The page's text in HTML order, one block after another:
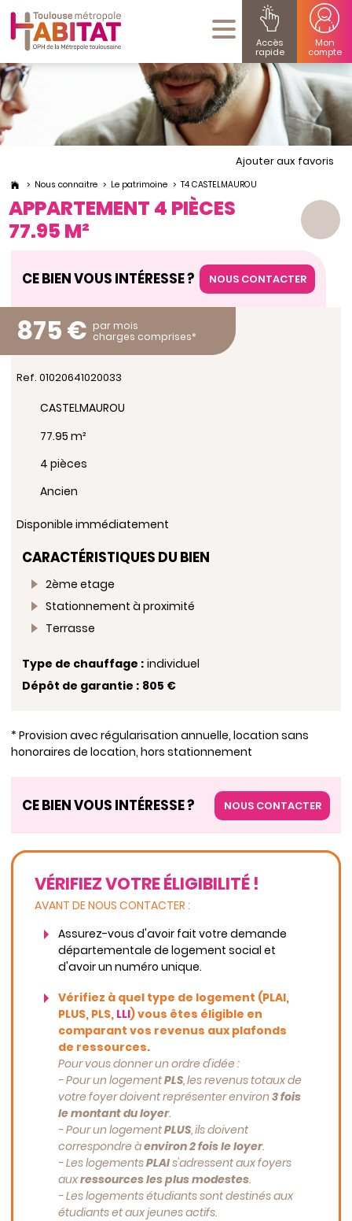
Accès
rapide
Mon
compte
Nous connaitre Le patrimoine T4 CASTELMAUROU
Ajouter aux favoris
APPARTEMENT 4 PIÈCES
77.95 M²
CE BIEN VOUS INTÉRESSE ? NOUS CONTACTER
875 € par mois
charges comprises*
Ref. 01020641020033
CASTELMAUROU
77.95 m²
4 pièces
Ancien
Disponible immédiatement
CARACTÉRISTIQUES DU BIEN
2ème etage
Stationnement à proximité
Terrasse
Type de chauffage : individuel
Dépôt de garantie : 805 €
* Provision avec régularisation annuelle, location sans
honoraires de location, hors stationnement
CE BIEN VOUS INTÉRESSE ? NOUS CONTACTER
VÉRIFIEZ VOTRE ÉLIGIBILITÉ !
AVANT DE NOUS CONTACTER :
Assurez-vous d'avoir fait votre demande
départementale de logement social et
d'avoir un numéro unique.
Vérifiez à quel type de logement (PLAI,
PLUS, PLS, LLI) vous êtes éligible en
comparant vos revenus aux plafonds
de ressources.
Pour vous donner un ordre d'idée :
- Pour un logementPLS, les revenus totaux de
votre foyer doivent représenter environ3 fois
le montant du loyer.
- Pour un logementPLUS, ils doivent
correspondre àenviron 2 fois le loyer.
-Les logementsPLAIs'adressent aux foyers
auxressources les plus modestes.
-Les logements étudiants sont destinés aux
étudiants et aux jeunes actifs.